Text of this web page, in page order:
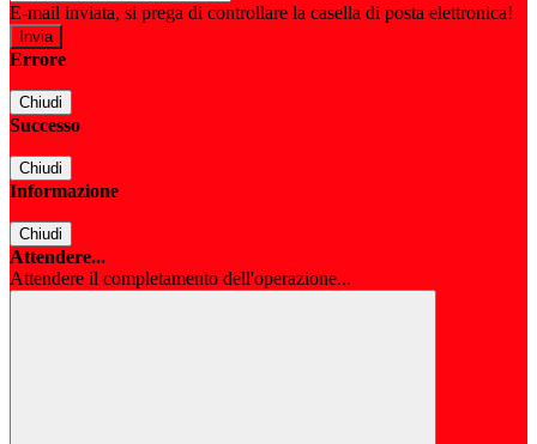
E-mail inviata, si prega di controllare la casella di posta elettronica!
Errore
Chiudi
Successo
Chiudi
Informazione
Chiudi
Attendere...
Attendere il completamento dell'operazione...